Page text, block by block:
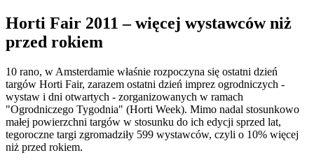
Horti Fair 2011 – więcej wystawców niż
przed rokiem
10 rano, w Amsterdamie właśnie rozpoczyna się ostatni dzień
targów Horti Fair, zarazem ostatni dzień imprez ogrodniczych -
wystaw i dni otwartych - zorganizowanych w ramach
"Ogrodniczego Tygodnia" (Horti Week). Mimo nadal stosunkowo
małej powierzchni targów w stosunku do ich edycji sprzed lat,
tegoroczne targi zgromadziły 599 wystawców, czyli o 10% więcej
niż przed rokiem.